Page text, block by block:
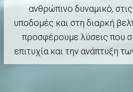
ανθρώπινο δυναμικό,
υποδομές και στη διαρκή
προσφέρουμε λύσεις που
επιτυχία και την ανάπτυξη